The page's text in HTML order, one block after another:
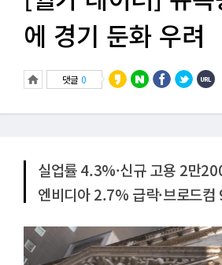
에 경기 둔화 우려
댓글 0
실업률 4.3%·신규 고용 2만
엔비디아 2.7% 급락·브로드